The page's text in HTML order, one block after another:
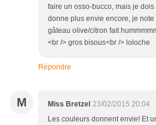
faire un osso-bucco, mais je
donne plus envie encore, je note
gâteau olive/citron fait
<br /> gros bisous<br /> loloche
Répondre
M Miss Bretzel 23/02/2015 20:04
Les couleurs donnent envie! Et